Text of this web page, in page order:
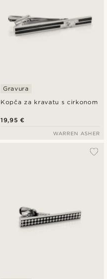
Kopča za kravatu s cirkonom
Gravura
19,95 €
WARREN ASHER